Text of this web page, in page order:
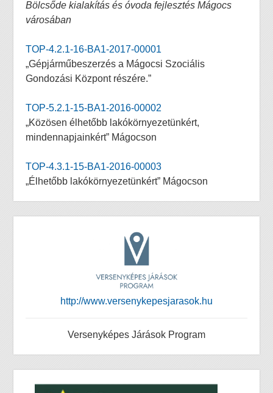
Bölcsőde kialakítás és óvoda fejlesztés Mágocs
városában
TOP-4.2.1-16-BA1-2017-00001
„Gépjárműbeszerzés a Mágocsi Szociális
Gondozási Központ részére.”
TOP-5.2.1-15-BA1-2016-00002
„Közösen élhetőbb lakókörnyezetünkért,
mindennapjainkért” Mágocson
TOP-4.3.1-15-BA1-2016-00003
„Élhetőbb lakókörnyezetünkért” Mágocson
http://www.versenykepesjarasok.hu
Versenyképes Járások Program